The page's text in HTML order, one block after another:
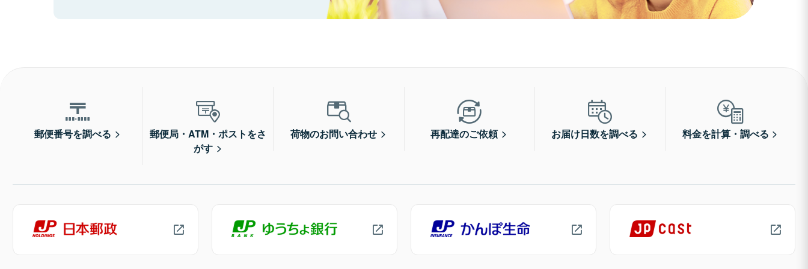
郵便番号を調べる
郵便局・ATM・ポストをさ
がす
荷物のお問い合わせ 再配達のご依頼 お届け日数を調べる 料金を計算・調べる